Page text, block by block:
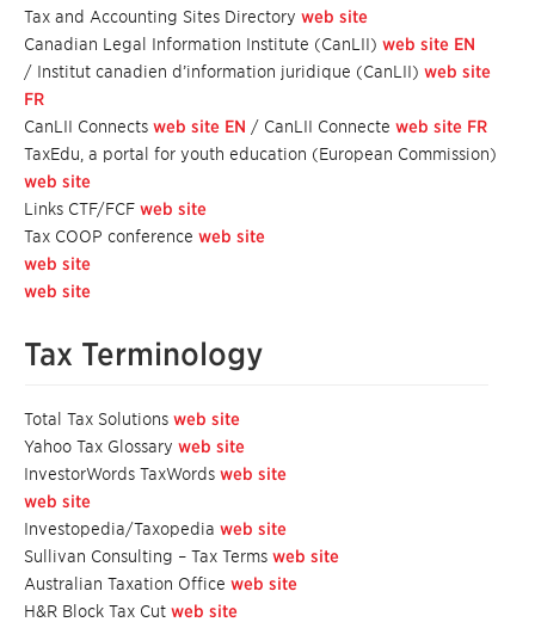
Tax and Accounting Sites Directory web site
Canadian Legal Information Institute (CanLII) web site EN
/ Institut canadien d’information juridique (CanLII) web site
FR
CanLII Connects web site EN / CanLII Connecte web site FR
TaxEdu, a portal for youth education (European Commission)
web site
Links CTF/FCF web site
Tax COOP conference web site
web site
web site
Tax Terminology
Total Tax Solutions web site
Yahoo Tax Glossary web site
InvestorWords TaxWords web site
web site
Investopedia/Taxopedia web site
Sullivan Consulting – Tax Terms web site
Australian Taxation Office web site
H&R Block Tax Cut web site